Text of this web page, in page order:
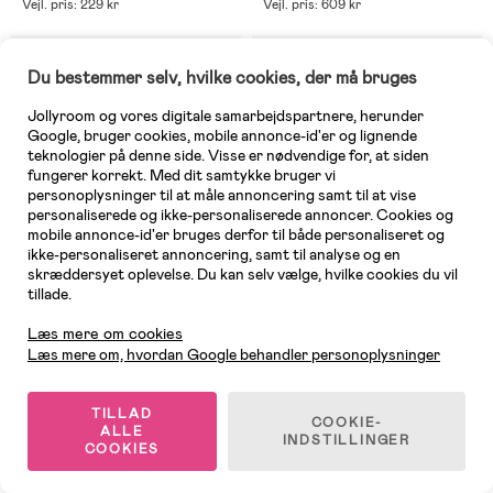
Vejl. pris: 229 kr Vejl. pris: 609 kr
På lager
Small Foot Dukkehus Urban Villa
På lager
Plejesæt
Du bestemmer selv, hvilke cookies, der må bruges
Jollyroom og vores digitale samarbejdspartnere, herunder
Google, bruger cookies, mobile annonce-id'er og lignende
teknologier på denne side. Visse er nødvendige for, at siden
fungerer korrekt. Med dit samtykke bruger vi
personoplysninger til at måle annoncering samt til at vise
personaliserede og ikke-personaliserede annoncer. Cookies og
mobile annonce-id'er bruges derfor til både personaliseret og
ikke-personaliseret annoncering, samt til analyse og en
skræddersyet oplevelse. Du kan selv vælge, hvilke cookies du vil
tillade.
Læs mere om cookies
Læs mere om, hvordan Google behandler personoplysninger
TILLAD
ALLE
COOKIES
COOKIE-
INDSTILLINGER